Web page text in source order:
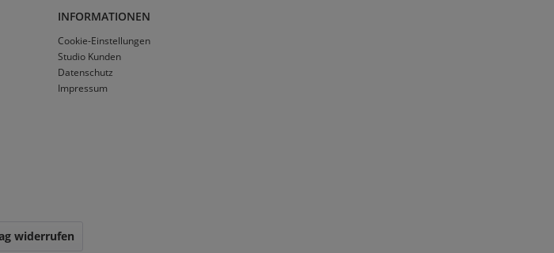
INFORMATIONEN
Cookie-Einstellungen
Studio Kunden
Datenschutz
Impressum
widerrufen